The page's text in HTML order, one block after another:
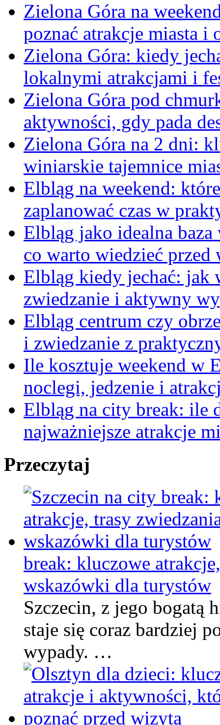
Zielona Góra na
poznać atrakcje miasta i
Zielona Góra: kiedy
lokalnymi atrakcjami i
Zielona Góra pod
aktywności, gdy pada
Zielona Góra na 2 dni:
winiarskie tajemnice
Elbląg na weekend:
zaplanować czas w
Elbląg jako idealna
co warto wiedzieć przed
Elbląg kiedy jechać: jak
zwiedzanie i aktywny
Elbląg centrum czy
i zwiedzanie z
Ile kosztuje weekend w
noclegi, jedzenie i
Elbląg na city break: ile
najważniejsze atrakcje
Przeczytaj
break: kluczowe
wskazówki dla turystów
Szczecin, z jego bogatą
staje się coraz bardziej
wypady. …